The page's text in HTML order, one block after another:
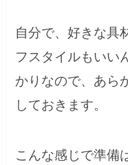
自分で、好きな具
フスタイルもいい
かりなので、あら
しておきます。
こんな感じで準備